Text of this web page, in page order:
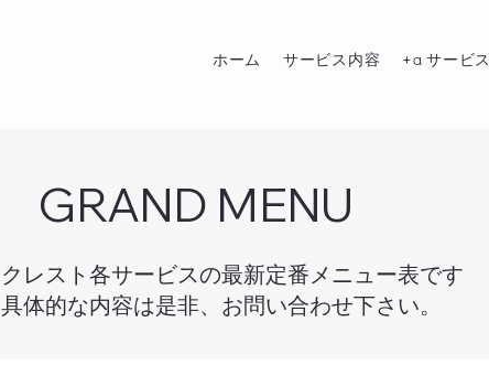
ホーム サービス内容 +α サービス
クレスト各サービスの最新定番メニュー表です
​具体的な内容は是非、お問い合わせ下さい。
GRAND MENU